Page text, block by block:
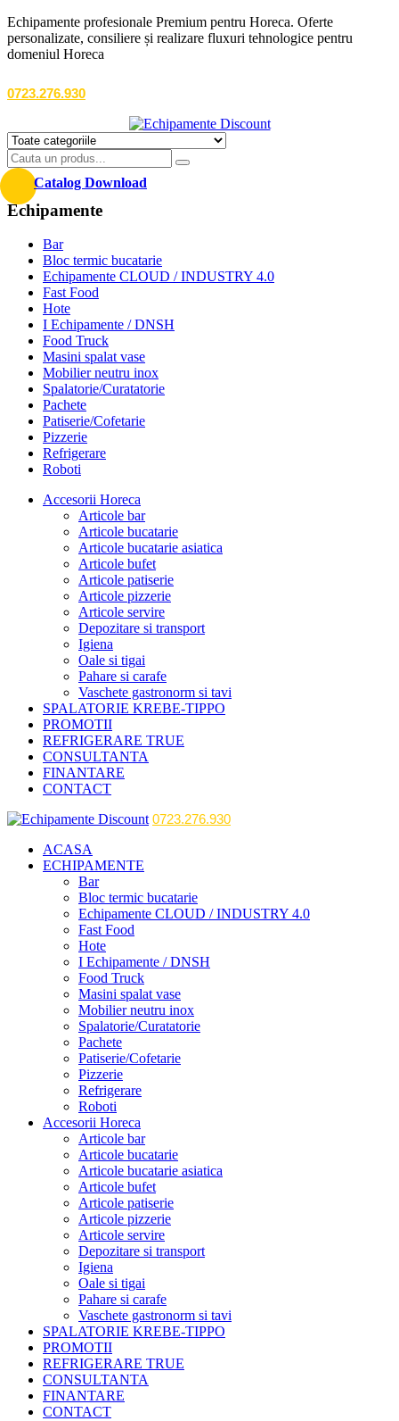
Echipamente profesionale Premium pentru Horeca. Oferte
personalizate, consiliere și realizare fluxuri tehnologice pentru
domeniul Horeca
0723.276.930
Catalog Download
Echipamente
Bar
Bloc termic bucatarie
Echipamente CLOUD / INDUSTRY 4.0
Fast Food
Hote
I Echipamente / DNSH
Food Truck
Masini spalat vase
Mobilier neutru inox
Spalatorie/Curatatorie
Pachete
Patiserie/Cofetarie
Pizzerie
Refrigerare
Roboti
Accesorii Horeca
Articole bar
Articole bucatarie
Articole bucatarie asiatica
Articole bufet
Articole patiserie
Articole pizzerie
Articole servire
Depozitare si transport
Igiena
Oale si tigai
Pahare si carafe
Vaschete gastronorm si tavi
SPALATORIE KREBE-TIPPO
PROMOTII
REFRIGERARE TRUE
CONSULTANTA
FINANTARE
CONTACT
0723.276.930
ACASA
ECHIPAMENTE
Bar
Bloc termic bucatarie
Echipamente CLOUD / INDUSTRY 4.0
Fast Food
Hote
I Echipamente / DNSH
Food Truck
Masini spalat vase
Mobilier neutru inox
Spalatorie/Curatatorie
Pachete
Patiserie/Cofetarie
Pizzerie
Refrigerare
Roboti
Accesorii Horeca
Articole bar
Articole bucatarie
Articole bucatarie asiatica
Articole bufet
Articole patiserie
Articole pizzerie
Articole servire
Depozitare si transport
Igiena
Oale si tigai
Pahare si carafe
Vaschete gastronorm si tavi
SPALATORIE KREBE-TIPPO
PROMOTII
REFRIGERARE TRUE
CONSULTANTA
FINANTARE
CONTACT